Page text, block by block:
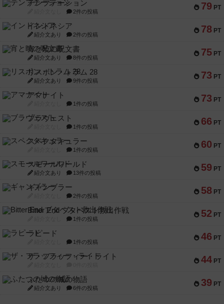
79 PT
テンプテーション
2件の投稿
78 PT
インドネシア
紹介文あり 2件の投稿
75 PT
宵と暁の呪文書
紹介文あり 8件の投稿
73 PT
リスボン・トラム 28
紹介文あり 9件の投稿
73 PT
アマナイト
1件の投稿
66 PT
ブラヴェスト
1件の投稿
60 PT
スペクタキュラー
1件の投稿
59 PT
スモールワールド
紹介文あり 13件の投稿
58 PT
ギャンブラー
2件の投稿
52 PT
Bitter End ブタペスト救出作戦
1件の投稿
46 PT
ラピード
1件の投稿
44 PT
ザ・フラッフィー・ライト
39 PT
ふたつの城の物語
紹介文あり 6件の投稿